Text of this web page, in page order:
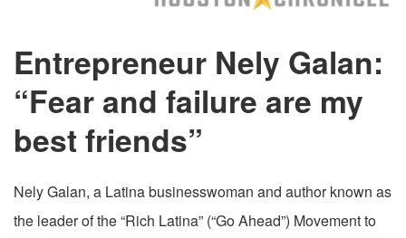
Entrepreneur Nely Galan:
“Fear and failure are my
best friends”
Nely Galan, a Latina businesswoman and author known as
the leader of the “Rich Latina” (“Go Ahead”) Movement to